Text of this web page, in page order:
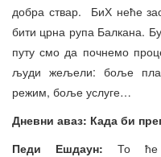
добра ствар. БиХ неће
бити црна рупа Балкана.
путу смо да почнемо
људи жељели: боље
режим, боље услуге…
Дневни аваз: Када би
Педи Ешдаун: То ће